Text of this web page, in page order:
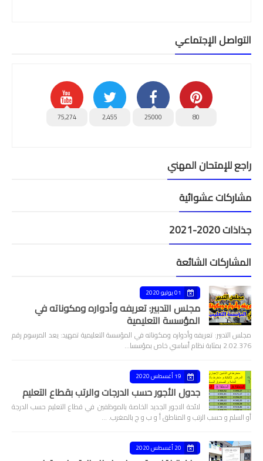
التواصل الإجتماعي
80
25000
2,455
75,274
راجع للإمتحان المهني
مشاركات عشوائية
جذاذات 2020-2021
المشاركات الشائعة
01 يوليو 2020
مجلس التدبير: تعريفه وأدواره ومكوناته في
المؤسسة التعليمية
مجلس التدبير: تعريفه وأدواره ومكوناته في المؤسسة التعليمية تمهيد: يعد المرسوم رقم
2.02.376 بمثابة نظام أساسي خاص بمؤسسا…
19 أغسطس 2020
جدول الأجور حسب الدرجات والرتب بقطاع التعليم
لائحة الاجور الجديد الخاصة بالموظفين في قطاع التعليم حسب الدرجة
أو السلم و حسب الرتب و المناطق أ و ب و ج بالمغرب. …
20 أغسطس 2020